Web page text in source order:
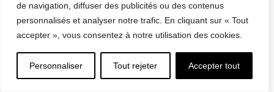
de navigation, diffuser des publicités ou des contenus
personnalisés et analyser notre trafic. En cliquant sur « Tout
accepter », vous consentez à notre utilisation des cookies.
Personnaliser Tout rejeter Accepter tout
essentielle. La solution permet
notamment aux fonds immobiliers et aux
actifs, tout en visant un retour sur
investissement tangible.